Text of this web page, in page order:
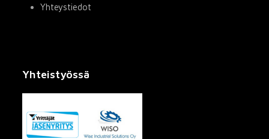
Yhteystiedot
Yhteistyössä